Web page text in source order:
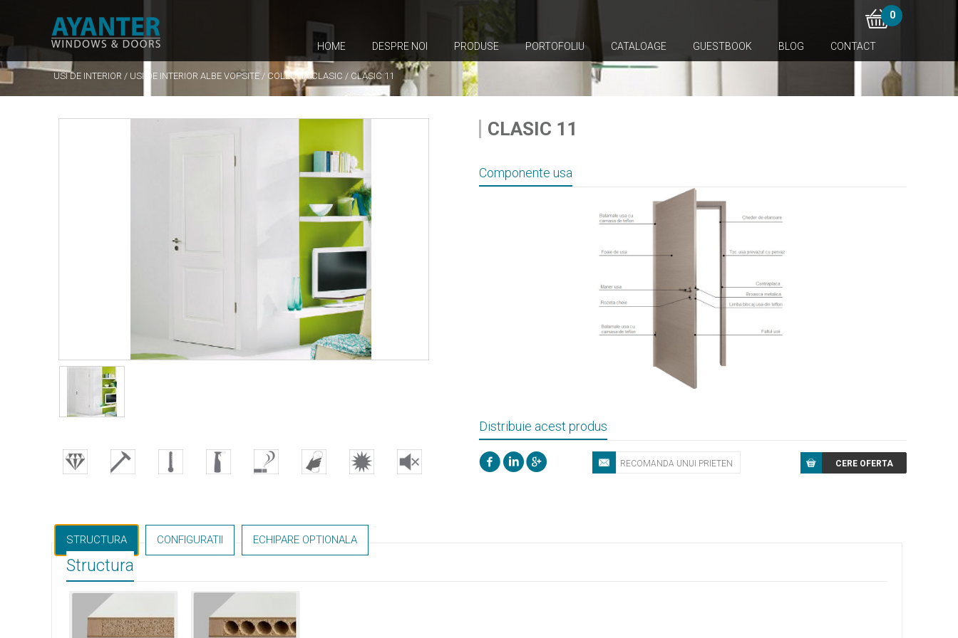
0
HOME DESPRE NOI PRODUSE PORTOFOLIU CATALOAGE GUESTBOOK BLOG CONTACT
USI DE INTERIOR / USI DE INTERIOR ALBE VOPSITE / COLECTIA CLASIC / CLASIC 11
CLASIC 11
Componente usa
Distribuie acest produs
STRUCTURA CONFIGURATII ECHIPARE OPTIONALA
Structura